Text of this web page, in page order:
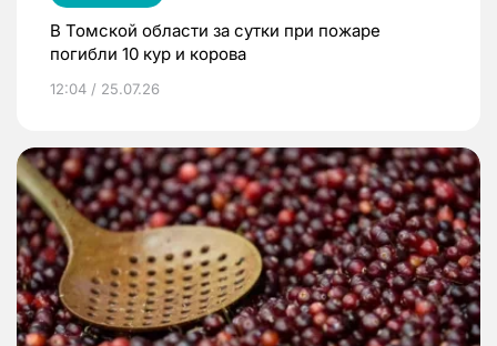
В Томской области за сутки при пожаре
погибли 10 кур и корова
12:04 / 25.07.26